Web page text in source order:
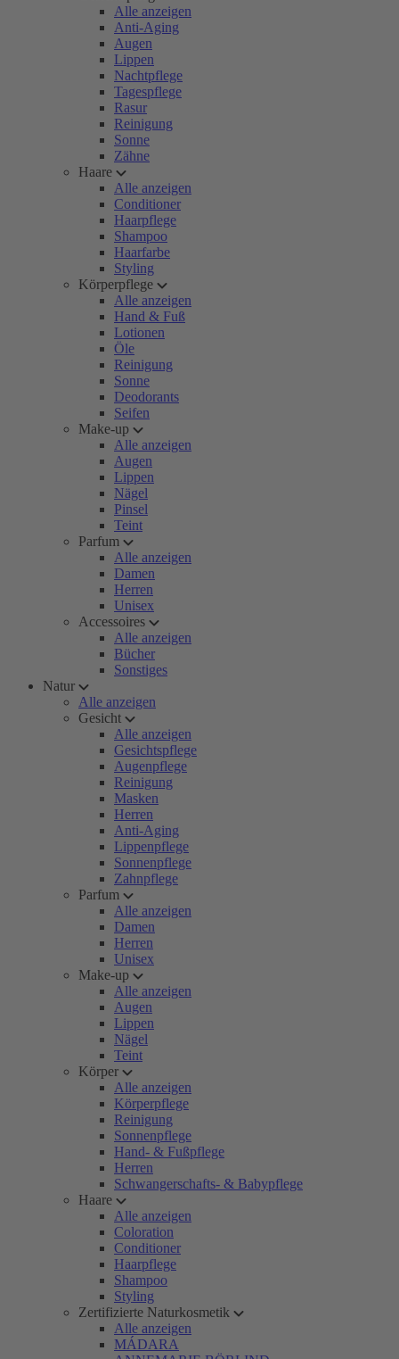
Alle anzeigen
Anti-Aging
Augen
Lippen
Nachtpflege
Tagespflege
Rasur
Reinigung
Sonne
Zähne
Haare
Alle anzeigen
Conditioner
Haarpflege
Shampoo
Haarfarbe
Styling
Körperpflege
Alle anzeigen
Hand & Fuß
Lotionen
Öle
Reinigung
Sonne
Deodorants
Seifen
Make-up
Alle anzeigen
Augen
Lippen
Nägel
Pinsel
Teint
Parfum
Alle anzeigen
Damen
Herren
Unisex
Accessoires
Alle anzeigen
Bücher
Sonstiges
Natur
Alle anzeigen
Gesicht
Alle anzeigen
Gesichtspflege
Augenpflege
Reinigung
Masken
Herren
Anti-Aging
Lippenpflege
Sonnenpflege
Zahnpflege
Parfum
Alle anzeigen
Damen
Herren
Unisex
Make-up
Alle anzeigen
Augen
Lippen
Nägel
Teint
Körper
Alle anzeigen
Körperpflege
Reinigung
Sonnenpflege
Hand- & Fußpflege
Herren
Schwangerschafts- & Babypflege
Haare
Alle anzeigen
Coloration
Conditioner
Haarpflege
Shampoo
Styling
Zertifizierte Naturkosmetik
Alle anzeigen
MÁDARA